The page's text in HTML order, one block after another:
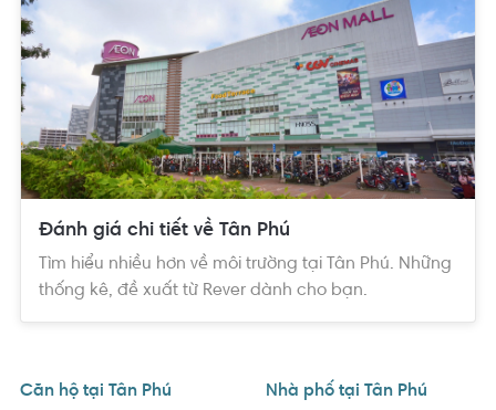
Đánh giá chi tiết về Tân Phú
Tìm hiểu nhiều hơn về môi trường tại Tân Phú. Những
thống kê, đề xuất từ Rever dành cho bạn.
Căn hộ tại Tân Phú Nhà phố tại Tân Phú